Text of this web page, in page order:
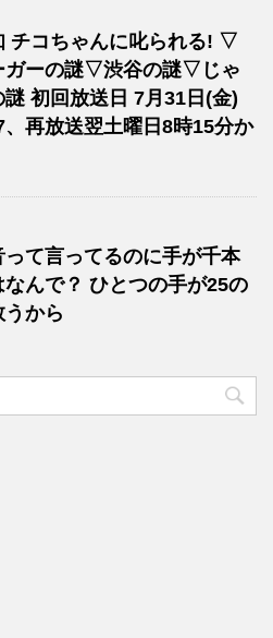
チコちゃんに叱られる! ▽
ガーの謎▽渋谷の謎▽じゃ
謎 初回放送日 7月31日(金)
再放送翌土曜日8時15分か
って言ってるのに手が千本
なんで？ ひとつの手が25の
から